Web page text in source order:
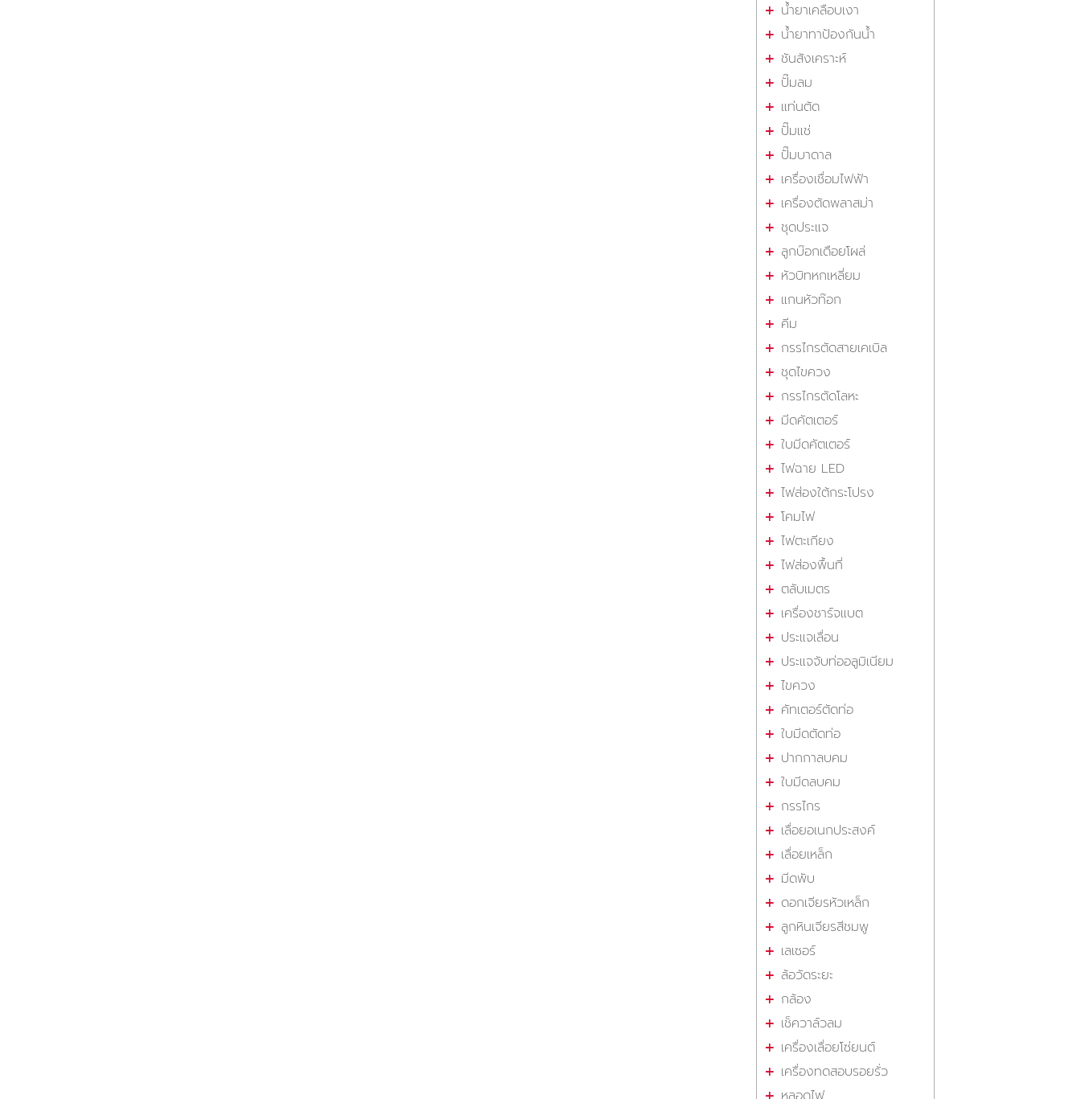
น้ำยาเคลือบเงา
น้ำยาทาป้องกันน้ำ
ชันสังเคราะห์
ปั๊มลม
แท่นตัด
ปั๊มแช่
ปั๊มบาดาล
เครื่องเชื่อมไฟฟ้า
เครื่องตัดพลาสม่า
ชุดประแจ
ลูกบ๊อกเดือยโผล่
หัวบิทหกเหลี่ยม
แกนหัวท๊อก
คีม
กรรไกรตัดสายเคเบิล
ชุดไขควง
กรรไกรตัดโลหะ
มีดคัตเตอร์
ใบมีดคัตเตอร์
ไฟฉาย LED
ไฟส่องใต้กระโปรง
โคมไฟ
ไฟตะเกียง
ไฟส่องพื้นที่
ตลับเมตร
เครื่องชาร์จแบต
ประแจเลื่อน
ประแจจับท่ออลูมิเนียม
ไขควง
คัทเตอร์ตัดท่อ
ใบมีดตัดท่อ
ปากกาลบคม
ใบมีดลบคม
กรรไกร
เลื่อยอเนกประสงค์
เลื่อยเหล็ก
มีดพับ
ดอกเจียรหัวเหล็ก
ลูกหินเจียรสีชมพู
เลเซอร์
ล้อวัดระยะ
กล้อง
เช็ควาล์วลม
เครื่องเลื่อยโซ่ยนต์
เครื่องทดสอบรอยรั่ว